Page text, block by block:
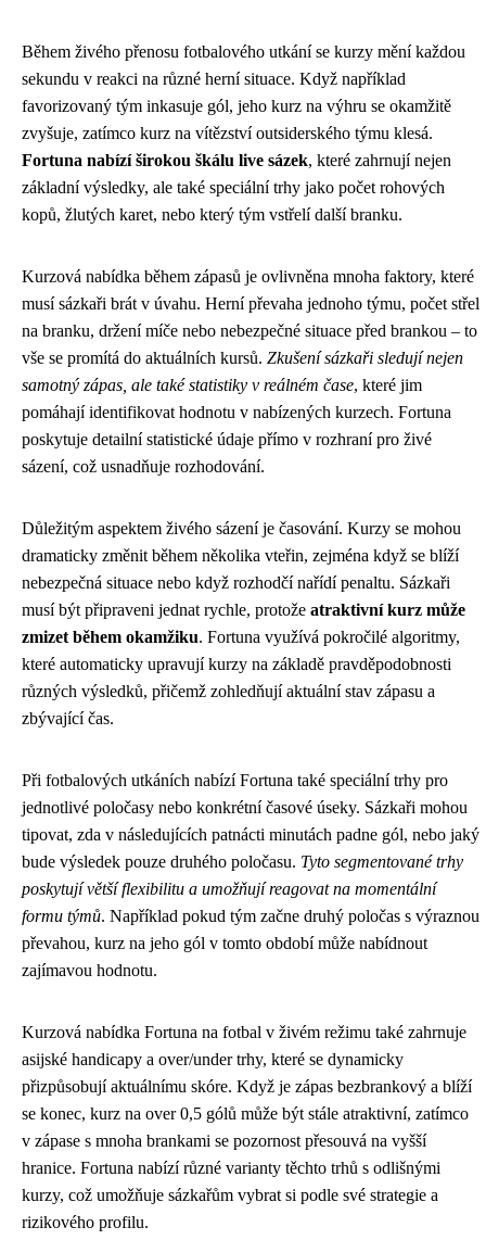
Během živého přenosu fotbalového utkání se kurzy mění každou
sekundu v reakci na různé herní situace. Když například
favorizovaný tým inkasuje gól, jeho kurz na výhru se okamžitě
zvyšuje, zatímco kurz na vítězství outsiderského týmu klesá.
Fortuna nabízí širokou škálu live sázek, které zahrnují nejen
základní výsledky, ale také speciální trhy jako počet rohových
kopů, žlutých karet, nebo který tým vstřelí další branku.
Kurzová nabídka během zápasů je ovlivněna mnoha faktory, které
musí sázkaři brát v úvahu. Herní převaha jednoho týmu, počet střel
na branku, držení míče nebo nebezpečné situace před brankou – to
vše se promítá do aktuálních kursů. Zkušení sázkaři sledují nejen
samotný zápas, ale také statistiky v reálném čase, které jim
pomáhají identifikovat hodnotu v nabízených kurzech. Fortuna
poskytuje detailní statistické údaje přímo v rozhraní pro živé
sázení, což usnadňuje rozhodování.
Důležitým aspektem živého sázení je časování. Kurzy se mohou
dramaticky změnit během několika vteřin, zejména když se blíží
nebezpečná situace nebo když rozhodčí nařídí penaltu. Sázkaři
musí být připraveni jednat rychle, protože atraktivní kurz může
zmizet během okamžiku. Fortuna využívá pokročilé algoritmy,
které automaticky upravují kurzy na základě pravděpodobnosti
různých výsledků, přičemž zohledňují aktuální stav zápasu a
zbývající čas.
Při fotbalových utkáních nabízí Fortuna také speciální trhy pro
jednotlivé poločasy nebo konkrétní časové úseky. Sázkaři mohou
tipovat, zda v následujících patnácti minutách padne gól, nebo jaký
bude výsledek pouze druhého poločasu. Tyto segmentované trhy
poskytují větší flexibilitu a umožňují reagovat na momentální
formu týmů. Například pokud tým začne druhý poločas s výraznou
převahou, kurz na jeho gól v tomto období může nabídnout
zajímavou hodnotu.
Kurzová nabídka Fortuna na fotbal v živém režimu také zahrnuje
asijské handicapy a over/under trhy, které se dynamicky
přizpůsobují aktuálnímu skóre. Když je zápas bezbrankový a blíží
se konec, kurz na over 0,5 gólů může být stále atraktivní, zatímco
v zápase s mnoha brankami se pozornost přesouvá na vyšší
hranice. Fortuna nabízí různé varianty těchto trhů s odlišnými
kurzy, což umožňuje sázkařům vybrat si podle své strategie a
rizikového profilu.